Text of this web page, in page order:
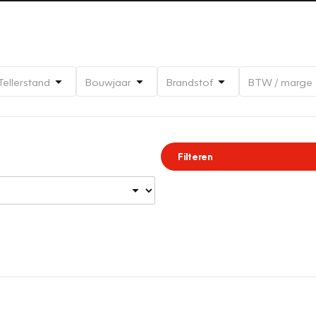
Bouwjaar Brandstof BTW / marge
Filteren